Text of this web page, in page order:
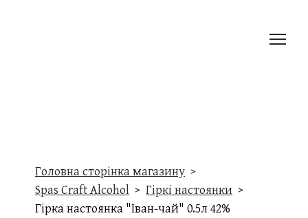
Головна сторінка магазину
Spas Craft Alcohol
Гіркі настоянки
Гірка настоянка "Іван-чай" 0.5л 42%